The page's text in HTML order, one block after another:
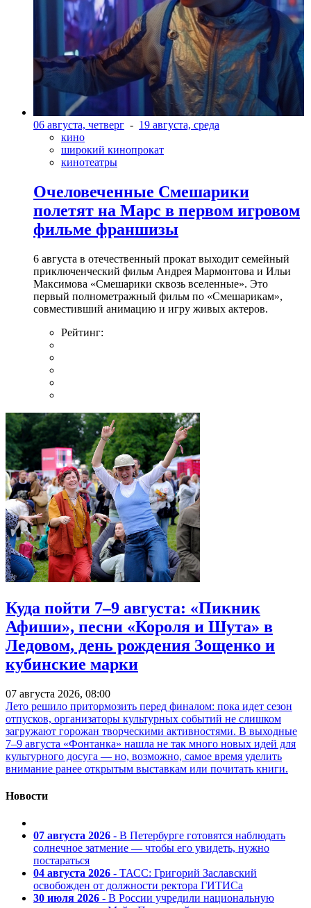
06 августа, четверг - 19 августа, среда
кино
широкий кинопрокат
кинотеатры
Очеловеченные Смешарики
полетят на Марс в первом игровом
фильме франшизы
6 августа в отечественный прокат выходит семейный
приключенческий фильм Андрея Мармонтова и Ильи
Максимова «Смешарики сквозь вселенные». Это
первый полнометражный фильм по «Смешарикам»,
совместивший анимацию и игру живых актеров.
Рейтинг:
Куда пойти 7–9 августа: «Пикник
Афиши», песни «Короля и Шута» в
Ледовом, день рождения Зощенко и
кубинские марки
07 августа 2026, 08:00
Лето решило притормозить перед финалом: пока идет сезон
отпусков, организаторы культурных событий не слишком
загружают горожан творческими активностями. В выходные
7–9 августа «Фонтанка» нашла не так много новых идей для
культурного досуга — но, возможно, самое время уделить
внимание ранее открытым выставкам или почитать книги.
Новости
07 августа 2026 - В Петербурге готовятся наблюдать
солнечное затмение — чтобы его увидеть, нужно
постараться
04 августа 2026 - ТАСС: Григорий Заславский
освобожден от должности ректора ГИТИСа
30 июля 2026 - В России учредили национальную